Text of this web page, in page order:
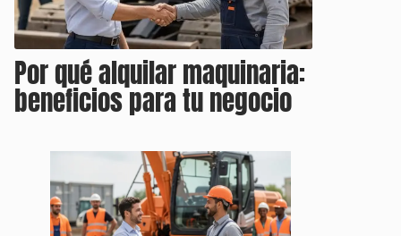
Por qué alquilar maquinaria:
beneficios para tu negocio